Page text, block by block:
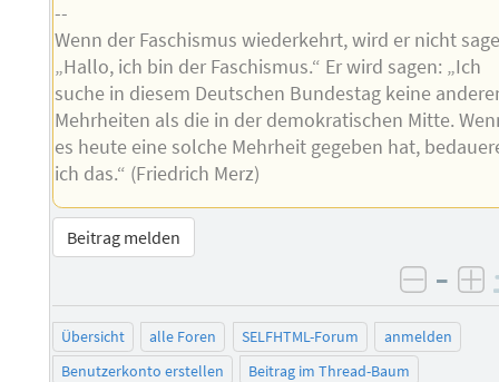
--
Wenn der Faschismus wiederkehrt, wird er nicht
„Hallo, ich bin der Faschismus.“ Er wird sagen: „Ich
suche in diesem Deutschen Bundestag keine
Mehrheiten als die in der demokratischen Mitte.
es heute eine solche Mehrheit gegeben hat,
ich das.“ (Friedrich Merz)
Beitrag melden
–
Übersicht alle Foren SELFHTML-Forum
anmelden
Benutzerkonto erstellen
Beitrag im Thread-Baum